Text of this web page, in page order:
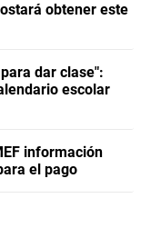
obtener este
dar clase":
escolar
información
el pago